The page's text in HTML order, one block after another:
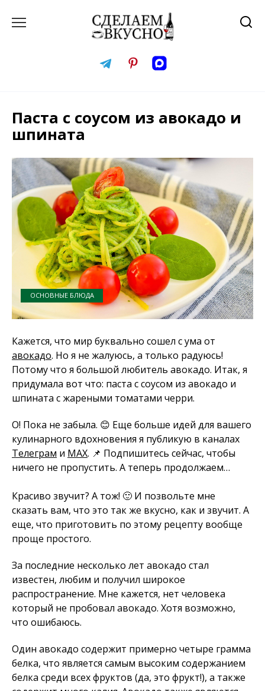
Паста с соусом из авокадо и
шпината
ОСНОВНЫЕ БЛЮДА
Кажется, что мир буквально сошел с ума от
авокадо. Но я не жалуюсь, а только радуюсь!
Потому что я большой любитель авокадо. Итак, я
придумала вот что: паста с соусом из авокадо и
шпината с жареными томатами черри.
О! Пока не забыла. 😊 Еще больше идей для вашего
кулинарного вдохновения я публикую в каналах
Телеграм и MAX. 📌 Подпишитесь сейчас, чтобы
ничего не пропустить. А теперь продолжаем…
Красиво звучит? А тож! 🙂 И позвольте мне
сказать вам, что это так же вкусно, как и звучит. А
еще, что приготовить по этому рецепту вообще
проще простого.
За последние несколько лет авокадо стал
известен, любим и получил широкое
распространение. Мне кажется, нет человека
который не пробовал авокадо. Хотя возможно,
что ошибаюсь.
Один авокадо содержит примерно четыре грамма
белка, что является самым высоким содержанием
белка среди всех фруктов (да, это фрукт!), а также